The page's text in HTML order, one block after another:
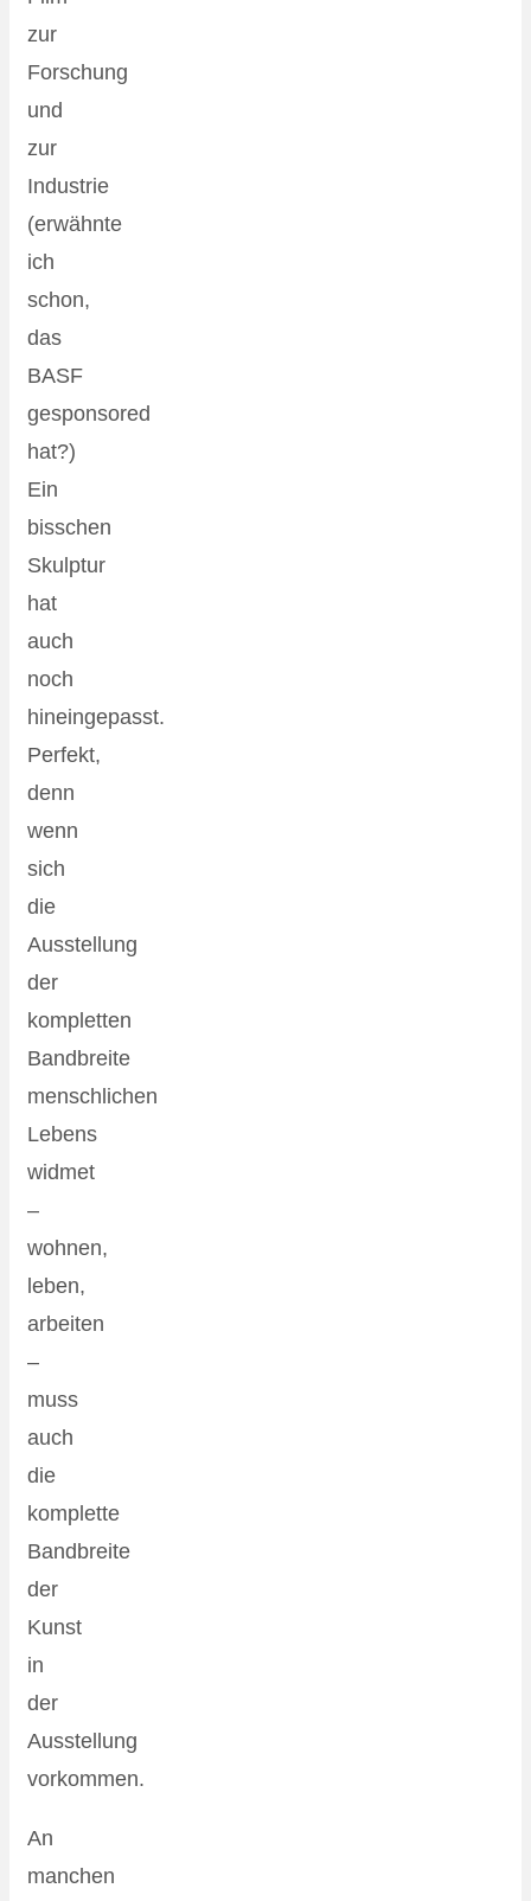
zur
Forschung
und
zur
Industrie
(erwähnte
ich
schon,
das
BASF
gesponsored
hat?)
Ein
bisschen
Skulptur
hat
auch
noch
hineingepasst.
Perfekt,
denn
wenn
sich
die
Ausstellung
der
kompletten
Bandbreite
menschlichen
Lebens
widmet
–
wohnen,
leben,
arbeiten
–
muss
auch
die
komplette
Bandbreite
der
Kunst
in
der
Ausstellung
vorkommen.
An
manchen